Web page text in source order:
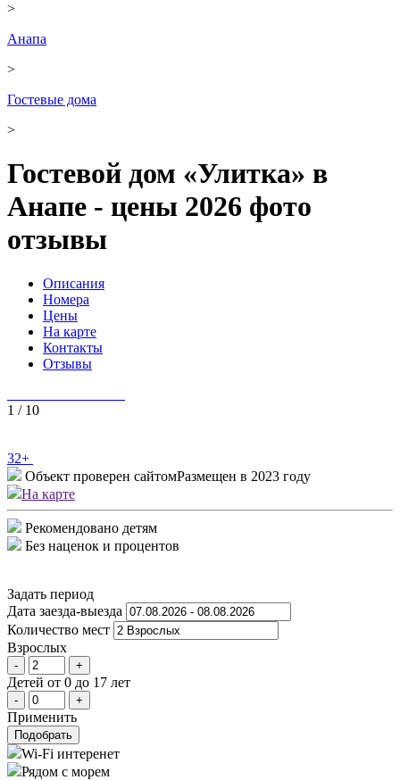
>
Анапа
>
Гостевые дома
>
Гостевой дом «Улитка» в
Анапе - цены 2026 фото
отзывы
Описания
Номера
Цены
На карте
Контакты
Отзывы
1 / 10
32+
Объект проверен сайтомРазмещен в 2023 году
На карте
Рекомендовано детям
Без наценок и процентов
Задать период
Дата заезда-выезда
Количеcтво мест
Взрослых
- +
Детей от 0 до 17 лет
- +
Применить
Подобрать
Wi-Fi интеренет
Рядом с морем